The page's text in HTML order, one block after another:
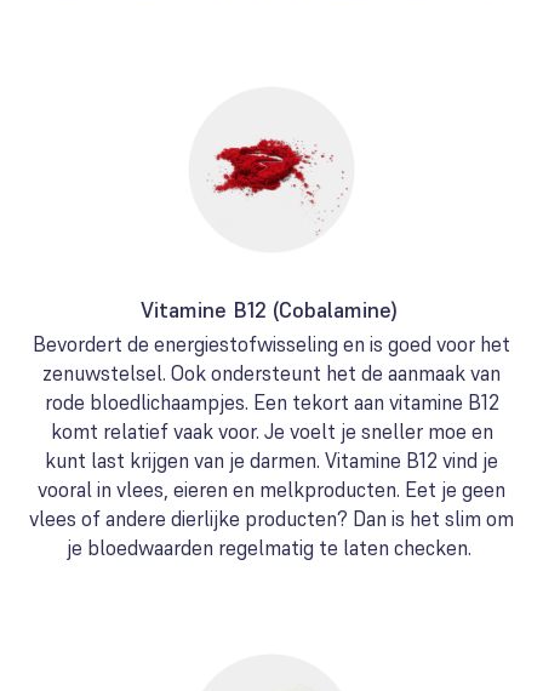
Vitamine B12 (Cobalamine)
Bevordert de energiestofwisseling en is goed voor het
zenuwstelsel. Ook ondersteunt het de aanmaak van
rode bloedlichaampjes. Een tekort aan vitamine B12
komt relatief vaak voor. Je voelt je sneller moe en
kunt last krijgen van je darmen. Vitamine B12 vind je
vooral in vlees, eieren en melkproducten. Eet je geen
vlees of andere dierlijke producten? Dan is het slim om
je bloedwaarden regelmatig te laten checken.